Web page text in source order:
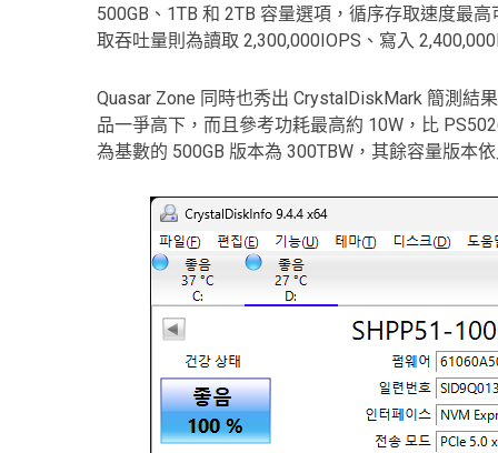
500GB、1TB 和 2TB 容量選項，循序存取速度最
取吞吐量則為讀取 2,300,000IOPS、寫入
Quasar Zone 同時也秀出 CrystalDiskMark 簡測結
品一爭高下，而且參考功耗最高約 10W，比
為基數的 500GB 版本為 300TBW，其餘容量版本